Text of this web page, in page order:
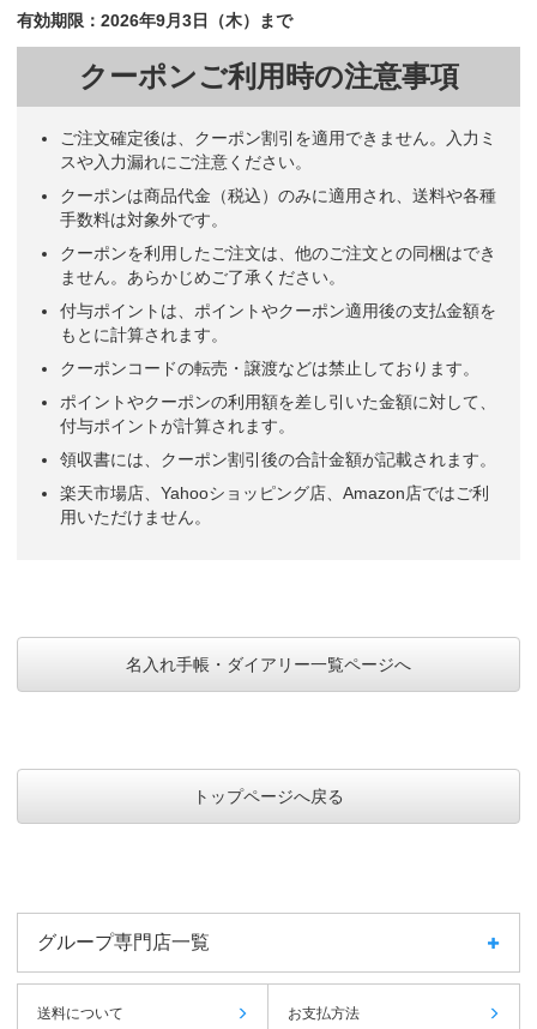
有効期限：2026年9月3日（木）まで
クーポンご利用時の注意事項
ご注文確定後は、クーポン割引を適用できません。入力ミ
スや入力漏れにご注意ください。
クーポンは商品代金（税込）のみに適用され、送料や各種
手数料は対象外です。
クーポンを利用したご注文は、他のご注文との同梱はでき
ません。あらかじめご了承ください。
付与ポイントは、ポイントやクーポン適用後の支払金額を
もとに計算されます。
クーポンコードの転売・譲渡などは禁止しております。
ポイントやクーポンの利用額を差し引いた金額に対して、
付与ポイントが計算されます。
領収書には、クーポン割引後の合計金額が記載されます。
楽天市場店、Yahooショッピング店、Amazon店ではご利
用いただけません。
名入れ手帳・ダイアリー一覧ページへ
トップページへ戻る
グループ専門店一覧
送料について お支払方法